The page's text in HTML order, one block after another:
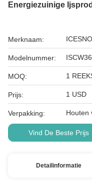
Energiezuinige
Merknaam:
Modelnummer: ISCW36
MOQ: 1
Prijs: 1 USD
Verpakking: Houten
Vind De Beste Prijs
Detailinformatie